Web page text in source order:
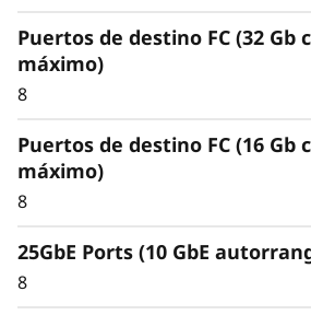
Organice en niveles cualquier
liberar espacio en flash media
rendimiento.
Puertos de destino FC (32
máximo)
8
Puertos de destino FC (16
máximo)
8
25GbE Ports (10 GbE
8